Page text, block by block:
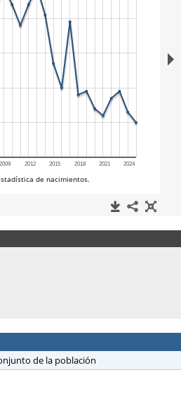
de la población